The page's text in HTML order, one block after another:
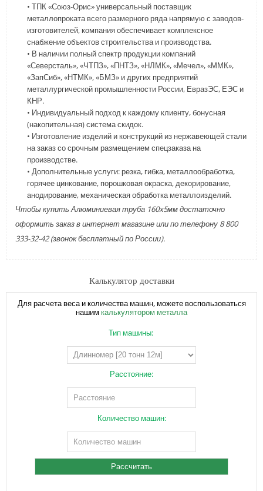
• ТПК «Союз-Орис» универсальный поставщик
металлопроката всего размерного ряда напрямую с заводов-
изготовителей, компания обеспечивает комплексное
снабжение объектов строительства и производства.
• В наличии полный спектр продукции компаний
«Северсталь», «ЧТПЗ», «ПНТЗ», «НЛМК», «Мечел», «ММК»,
«ЗапСиб», «НТМК», «БМЗ» и других предприятий
металлургической промышленности России, ЕвразЭС, ЕЭС и
КНР.
• Индивидуальный подход к каждому клиенту, бонусная
(накопительная) система скидок.
• Изготовление изделий и конструкций из нержавеющей стали
на заказ со срочным размещением спецзаказа на
производстве.
• Дополнительные услуги: резка, гибка, металлообработка,
горячее цинкование, порошковая окраска, декорирование,
анодирование, механическая обработка металлоизделий.
Чтобы купить Алюминиевая труба 160x5мм достаточно
оформить заказ в интернет магазине или по телефону 8 800
333-32-42 (звонок бесплатный по России).
Калькулятор доставки
Для расчета веса и количества машин, можете воспользоваться
нашим калькулятором металла
Тип машины:
Расстояние:
Количество машин: